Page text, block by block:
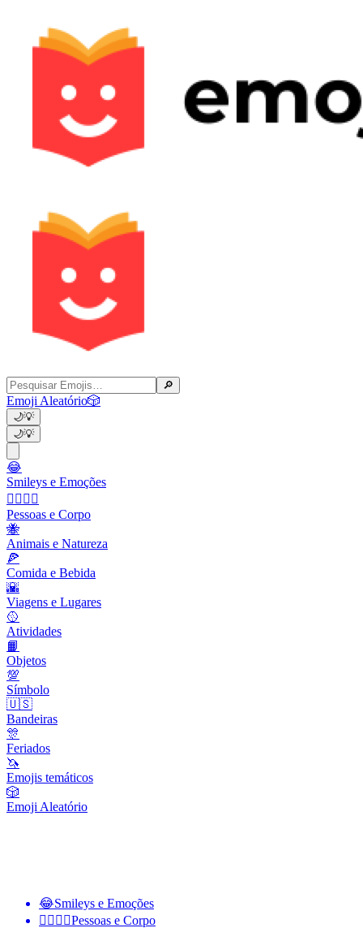
🔎
Emoji Aleatório🎲
🌙💡
🌙💡
😂
Smileys e Emoções
👩‍❤️‍💋‍👨
Pessoas e Corpo
🐝
Animais e Natureza
🍕
Comida e Bebida
🌇
Viagens e Lugares
🥎
Atividades
📙
Objetos
💯
Símbolo
🇺🇸
Bandeiras
🎊
Feriados
🦄
Emojis temáticos
🎲
Emoji Aleatório
😂Smileys e Emoções
👩‍❤️‍💋‍👨Pessoas e Corpo